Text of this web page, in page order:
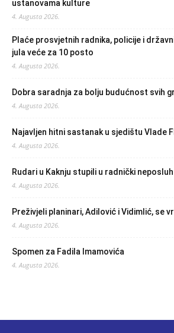
ustanovama kulture
4. Augusta 2026.
Plaće prosvjetnih radnika, policije i
jula veće za 10 posto
4. Augusta 2026.
Dobra saradnja za bolju budućnost svih
4. Augusta 2026.
Najavljen hitni sastanak u sjedištu Vlade
4. Augusta 2026.
Rudari u Kaknju stupili u radnički neposluh
4. Augusta 2026.
Preživjeli planinari, Adilović i Vidimlić, se
4. Augusta 2026.
Spomen za Fadila Imamovića
4. Augusta 2026.